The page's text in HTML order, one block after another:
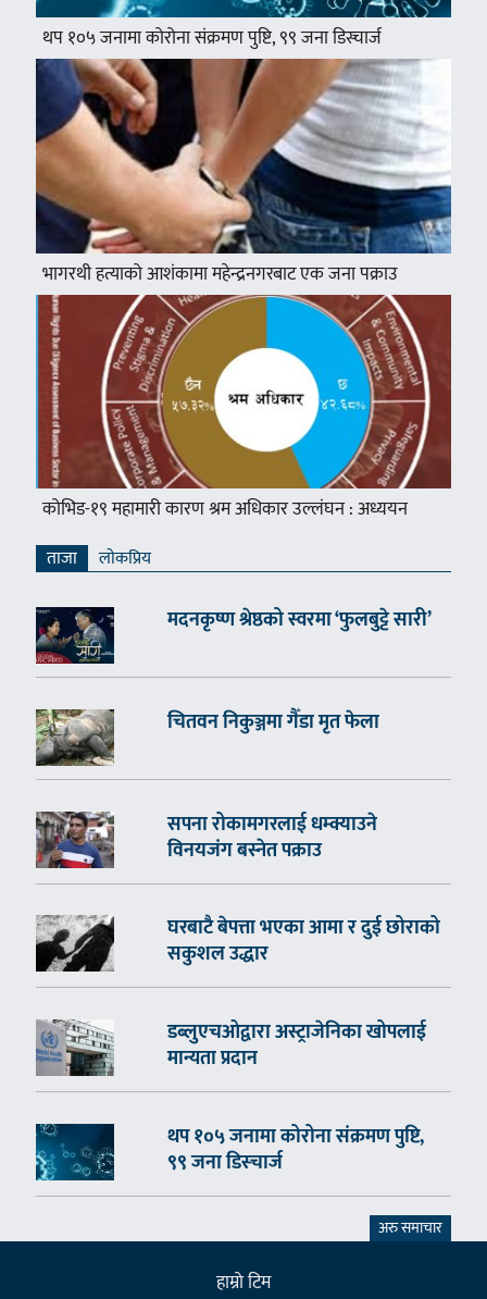
थप १०५ जनामा कोरोना संक्रमण पुष्टि, ९९ जना डिस्चार्ज
भागरथी हत्याको आशंकामा महेन्द्रनगरबाट एक जना पक्राउ
कोभिड-१९ महामारी कारण श्रम अधिकार उल्लंघन : अध्ययन
ताजा लाेकप्रिय
मदनकृष्ण श्रेष्ठको स्वरमा ‘फुलबुट्टे सारी’
चितवन निकुञ्जमा गैँडा मृत फेला
सपना रोकामगरलाई धम्क्याउने
विनयजंग बस्नेत पक्राउ
घरबाटै बेपत्ता भएका आमा र दुई छोराको
सकुशल उद्धार
डब्लुएचओद्वारा अस्ट्राजेनिका खोपलाई
मान्यता प्रदान
थप १०५ जनामा कोरोना संक्रमण पुष्टि,
९९ जना डिस्चार्ज
अरु समाचार
हाम्राे टिम